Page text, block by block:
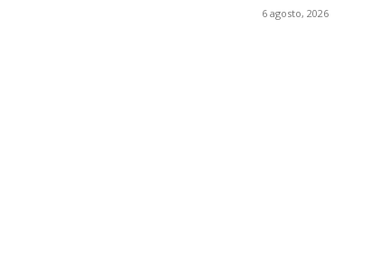
6 agosto, 2026